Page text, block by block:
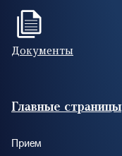
Документы
Footer (RUS)
Главные страницы
Прием